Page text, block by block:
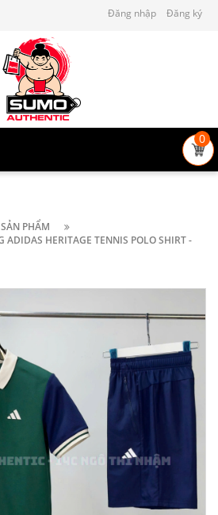
Đăng nhập Đăng ký
0
PHẨM
ADIDAS HERITAGE TENNIS POLO SHIRT -